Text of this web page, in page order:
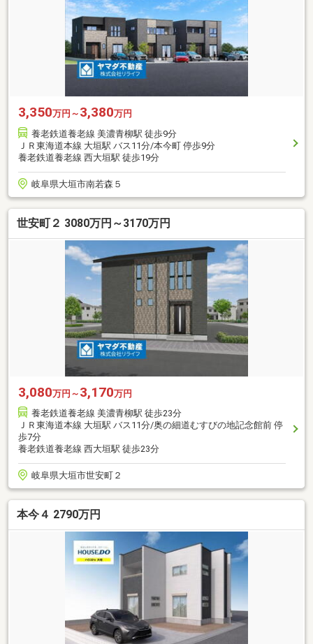
3,350万円～ 3,380万円
養老鉄道養老線 美濃青柳駅 徒歩9分
ＪＲ東海道本線 大垣駅 バス11分/本今町 停歩9分
養老鉄道養老線 西大垣駅 徒歩19分
岐阜県大垣市南若森５
世安町２ 3080万円～3170万円
3,080万円～ 3,170万円
養老鉄道養老線 美濃青柳駅 徒歩23分
ＪＲ東海道本線 大垣駅 バス11分/奥の細道むすびの地記念館前 停
歩7分
養老鉄道養老線 西大垣駅 徒歩23分
岐阜県大垣市世安町２
本今４ 2790万円